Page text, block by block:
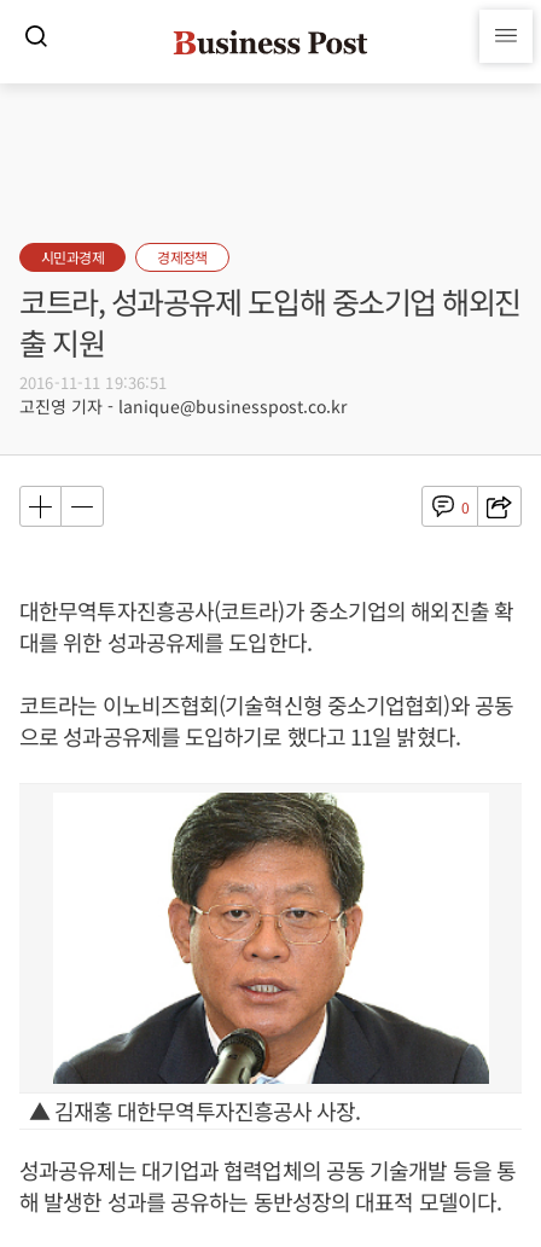
시민과경제 경제정책
코트라, 성과공유제 도입해 중소기업 해외진
출 지원
2016-11-11 19:36:51
고진영 기자 - lanique@businesspost.co.kr
0
대한무역투자진흥공사(코트라)가 중소기업의 해외진출 확
대를 위한 성과공유제를 도입한다.
코트라는 이노비즈협회(기술혁신형 중소기업협회)와 공동
으로 성과공유제를 도입하기로 했다고 11일 밝혔다.
▲ 김재홍 대한무역투자진흥공사 사장.
성과공유제는 대기업과 협력업체의 공동 기술개발 등을 통
해 발생한 성과를 공유하는 동반성장의 대표적 모델이다.